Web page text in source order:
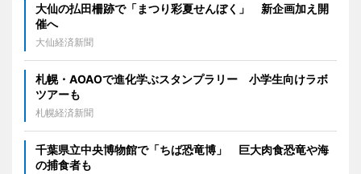
大仙の払田柵跡で「まつり彩夏せんぼく」 新企画加え開
催へ
大仙経済新聞
札幌・AOAOで進化学ぶスタンプラリー 小学生向けラボ
ツアーも
札幌経済新聞
千葉県立中央博物館で「ちば恐竜博」 巨大肉食恐竜や海
の捕食者も